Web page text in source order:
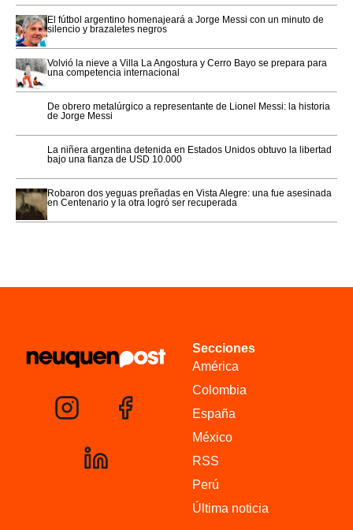
El fútbol argentino homenajeará a Jorge Messi con un minuto de
silencio y brazaletes negros
Volvió la nieve a Villa La Angostura y Cerro Bayo se prepara para
una competencia internacional
De obrero metalúrgico a representante de Lionel Messi: la historia
de Jorge Messi
La niñera argentina detenida en Estados Unidos obtuvo la libertad
bajo una fianza de USD 10.000
Robaron dos yeguas preñadas en Vista Alegre: una fue asesinada
en Centenario y la otra logró ser recuperada
Secciones
América
Colombia
España
México
RSS
Perú
Última noticia